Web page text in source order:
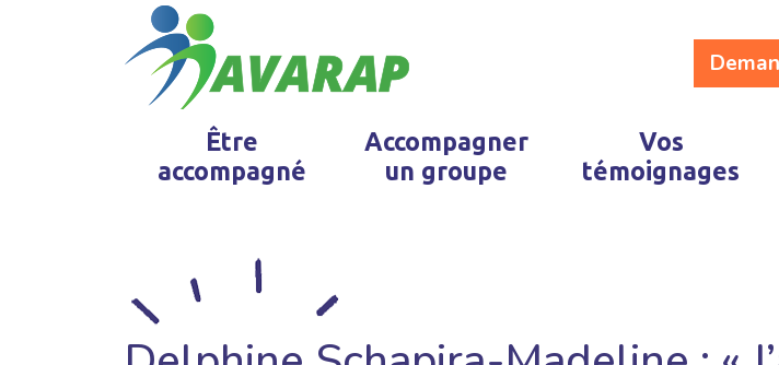
Être
accompagné
Accompagner
un groupe
Vos
témoignages